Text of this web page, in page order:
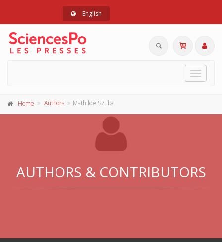
English
Toggle
Home Authors Mathilde Szuba
AUTHORS & CONTRIBUTORS